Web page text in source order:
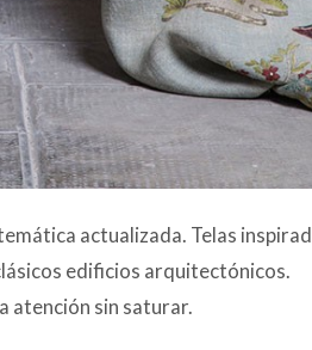
actualizada. Telas
edificios arquitectónicos.
atención sin saturar.